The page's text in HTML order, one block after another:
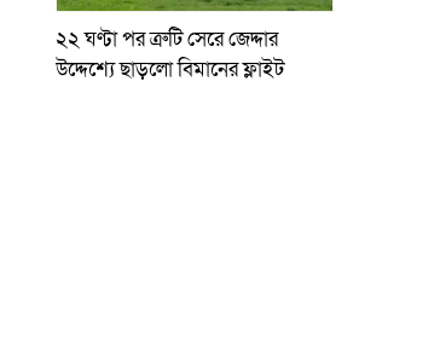
২২ ঘণ্টা পর ত্রুটি সেরে জেদ্দার
উদ্দেশ্যে ছাড়লো বিমানের ফ্লাইট